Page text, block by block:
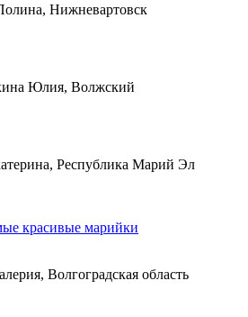
Нижневартовск
Юлия, Волжский
Республика Марий Эл
красивые марийки
Волгоградская область